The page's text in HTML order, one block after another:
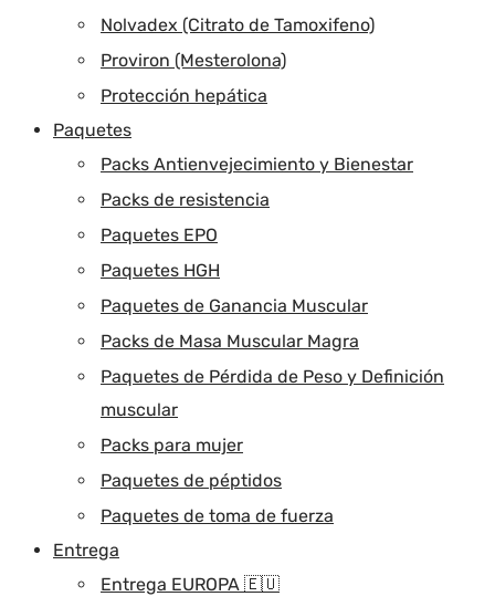
Nolvadex (Citrato de Tamoxifeno)
Proviron (Mesterolona)
Protección hepática
Paquetes
Packs Antienvejecimiento y Bienestar
Packs de resistencia
Paquetes EPO
Paquetes HGH
Paquetes de Ganancia Muscular
Packs de Masa Muscular Magra
Paquetes de Pérdida de Peso y Definición
muscular
Packs para mujer
Paquetes de péptidos
Paquetes de toma de fuerza
Entrega
Entrega EUROPA 🇪🇺